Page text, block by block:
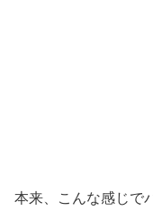
本来、こんな感じで